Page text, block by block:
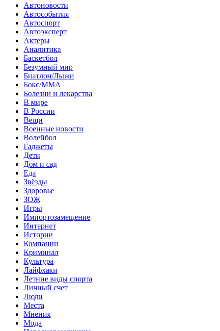
Автоновости
Автособытия
Автоспорт
Автоэксперт
Актеры
Аналитика
Баскетбол
Безумный мир
Биатлон/Лыжи
Бокс/MMA
Болезни и лекарства
В мире
В России
Вещи
Военные новости
Волейбол
Гаджеты
Дети
Дом и сад
Еда
Звёзды
Здоровье
ЗОЖ
Игры
Импортозамещение
Интернет
Истории
Компании
Криминал
Культура
Лайфхаки
Летние виды спорта
Личный счет
Люди
Места
Мнения
Мода